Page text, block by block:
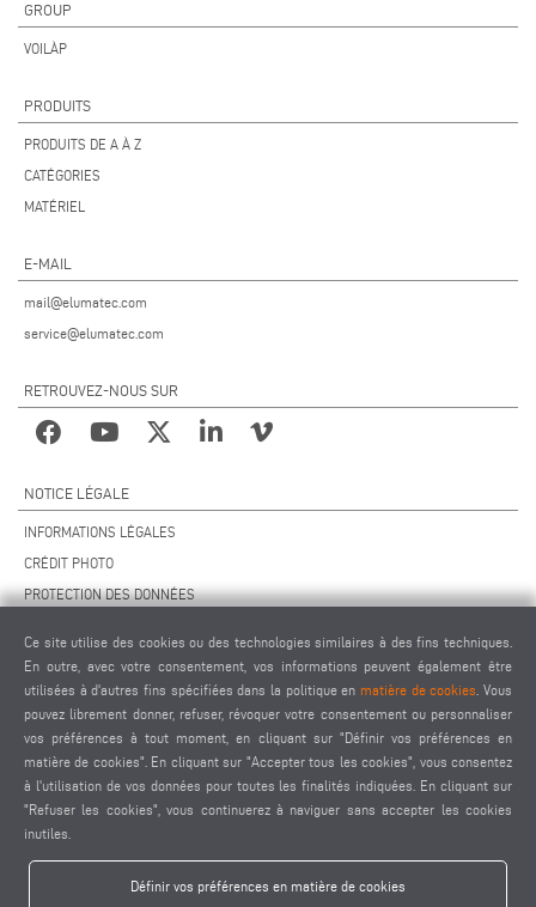
GROUP
VOILÀP
PRODUITS
PRODUITS DE A À Z
CATÉGORIES
MATÉRIEL
E-MAIL
mail@elumatec.com
service@elumatec.com
RETROUVEZ-NOUS SUR
NOTICE LÉGALE
INFORMATIONS LÉGALES
CRÉDIT PHOTO
PROTECTION DES DONNÉES
ACCORD DE TÉLÉMAINTENANCE
PARAMÈTRES DES COOKIES
CODE DE CONDUITE DES FOURNISSEURS
Ce site utilise des cookies ou des technologies similaires à des fins techniques.
En outre, avec votre consentement, vos informations peuvent également être
utilisées à d'autres fins spécifiées dans la politique en matière de cookies . Vous
pouvez librement donner, refuser, révoquer votre consentement ou personnaliser
vos préférences à tout moment, en cliquant sur "Définir vos préférences en
matière de cookies". En cliquant sur "Accepter tous les cookies", vous consentez
à l'utilisation de vos données pour toutes les finalités indiquées. En cliquant sur
"Refuser les cookies", vous continuerez à naviguer sans accepter les cookies
inutiles.
Définir vos préférences en matière de cookies